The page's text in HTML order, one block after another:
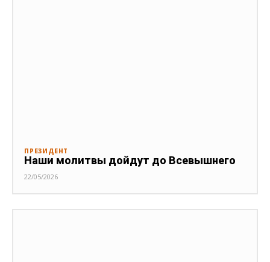
ПРЕЗИДЕНТ
Наши молитвы дойдут до Всевышнего
22/05/2026